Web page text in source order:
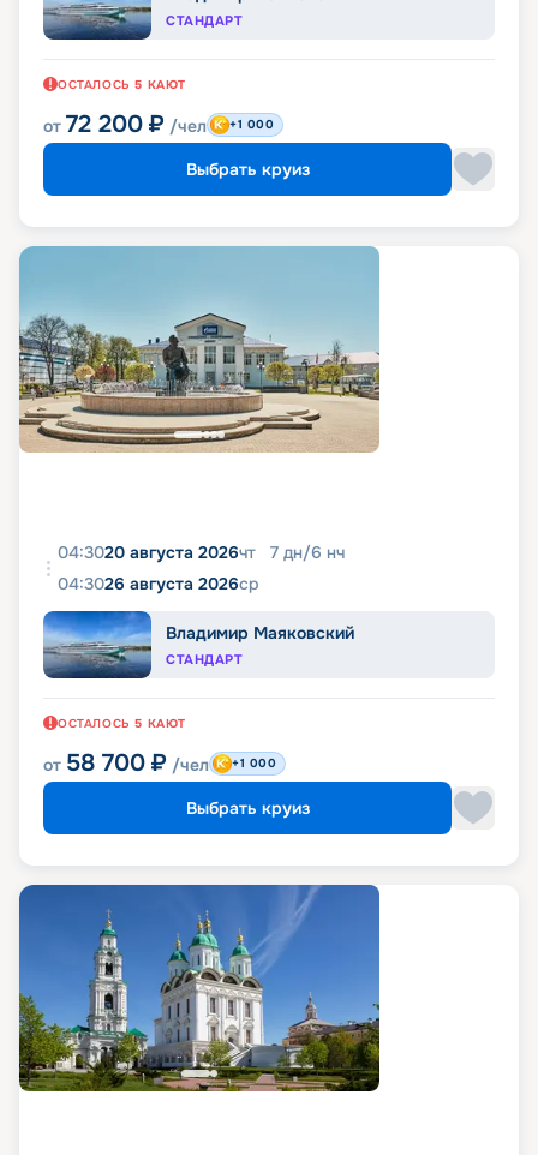
СТАНДАРТ
ОСТАЛОСЬ 5 КАЮТ
от 72 200 ₽ /чел +1 000
Выбрать круиз
04:3020 августа 2026чт 7 дн/6 нч
04:3026 августа 2026ср
Владимир Маяковский
СТАНДАРТ
ОСТАЛОСЬ 5 КАЮТ
от 58 700 ₽ /чел +1 000
Выбрать круиз